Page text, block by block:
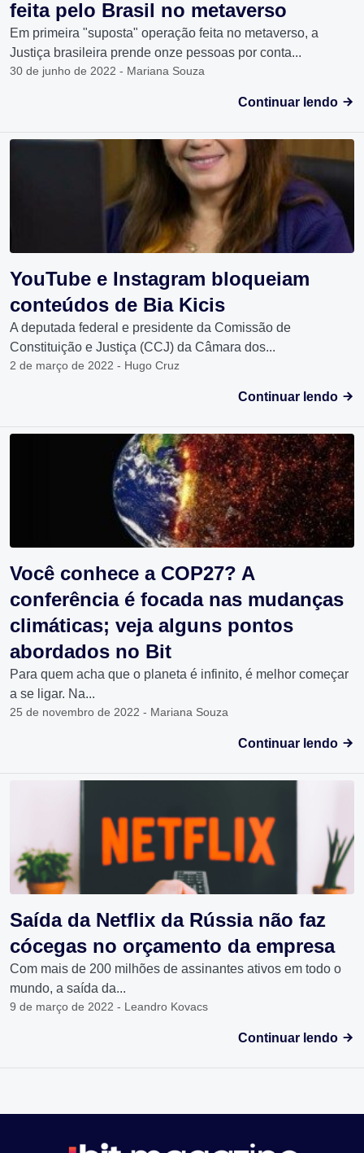
feita pelo Brasil no metaverso
Em primeira "suposta" operação feita no metaverso, a
Justiça brasileira prende onze pessoas por conta...
30 de junho de 2022 - Mariana Souza
Continuar lendo
YouTube e Instagram bloqueiam
conteúdos de Bia Kicis
A deputada federal e presidente da Comissão de
Constituição e Justiça (CCJ) da Câmara dos...
2 de março de 2022 - Hugo Cruz
Continuar lendo
Você conhece a COP27? A
conferência é focada nas mudanças
climáticas; veja alguns pontos
abordados no Bit
Para quem acha que o planeta é infinito, é melhor começar
a se ligar. Na...
25 de novembro de 2022 - Mariana Souza
Continuar lendo
Saída da Netflix da Rússia não faz
cócegas no orçamento da empresa
Com mais de 200 milhões de assinantes ativos em todo o
mundo, a saída da...
9 de março de 2022 - Leandro Kovacs
Continuar lendo